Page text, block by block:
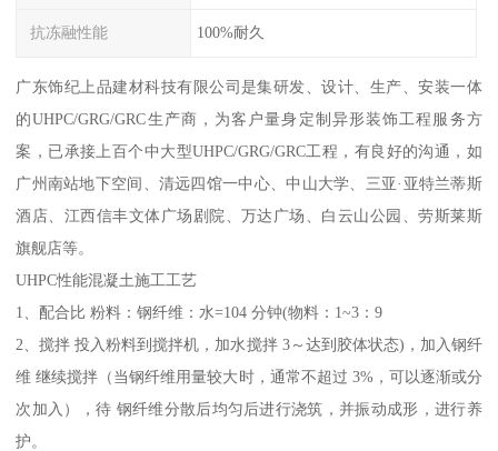
抗冻融性能 100%耐久
广东饰纪上品建材科技有限公司是集研发、设计、生产、安装一体
的UHPC/GRG/GRC生产商，为客户量身定制异形装饰工程服务方
案，已承接上百个中大型UHPC/GRG/GRC工程，有良好的沟通，如
广州南站地下空间、清远四馆一中心、中山大学、三亚·亚特兰蒂斯
酒店、江西信丰文体广场剧院、万达广场、白云山公园、劳斯莱斯
旗舰店等。
UHPC性能混凝土施工工艺
1、配合比 粉料：钢纤维：水=104 分钟(物料：1~3：9
2、搅拌 投入粉料到搅拌机，加水搅拌 3～达到胶体状态)，加入钢纤
维 继续搅拌（当钢纤维用量较大时，通常不超过 3%，可以逐渐或分
次加入），待 钢纤维分散后均匀后进行浇筑，并振动成形，进行养
护。